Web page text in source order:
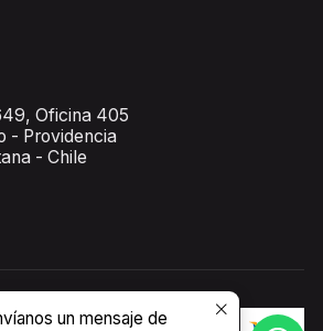
Oficina 405
- Providencia
- Chile
un mensaje de